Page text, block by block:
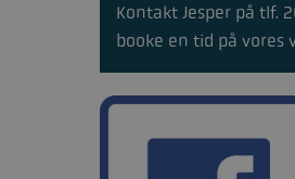
Kontakt Jesper på tlf.
booke en tid på